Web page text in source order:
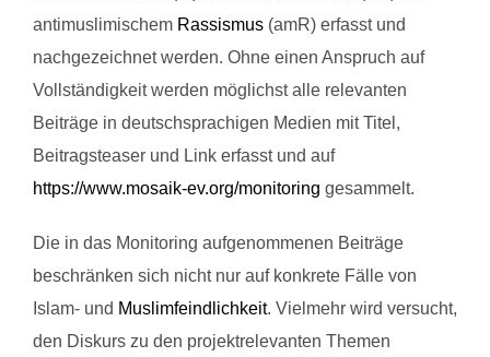
antimuslimischem Rassismus (amR) erfasst und
nachgezeichnet werden. Ohne einen Anspruch auf
Vollständigkeit werden möglichst alle relevanten
Beiträge in deutschsprachigen Medien mit Titel,
Beitragsteaser und Link erfasst und auf
https://www.mosaik-ev.org/monitoring gesammelt.
Die in das Monitoring aufgenommenen Beiträge
beschränken sich nicht nur auf konkrete Fälle von
Islam- und Muslimfeindlichkeit. Vielmehr wird versucht,
den Diskurs zu den projektrelevanten Themen